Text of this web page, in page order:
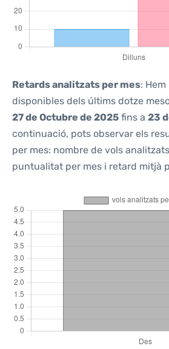
Retards analitzats per mes:
disponibles dels últims dotze
27 de Octubre de 2025 fins a 23
continuació, pots observar els
per mes: nombre de vols
puntualitat per mes i retard mitjà